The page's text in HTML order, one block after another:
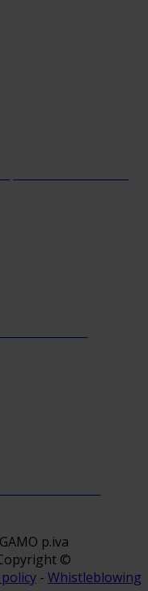
p.iva
©
- Whistleblowing